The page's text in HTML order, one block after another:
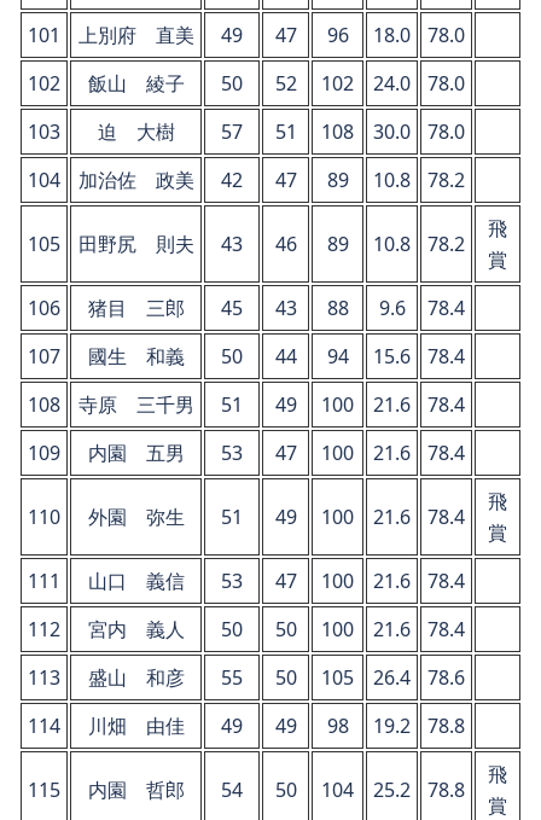
101
上別府 直美 49 47 96 18.0
78.0
102
飯山 綾子 50 52 102 24.0
78.0
103
迫 大樹 57 51 108 30.0
78.0
104
加治佐 政美 42 47 89 10.8 78.2
105 田野尻 則夫 43 46 89 10.8 78.2
飛
賞
106
猪目 三郎 45 43 88 9.6
78.4
107
國生 和義 50 44 94 15.6
78.4
108
寺原 三千男 51 49 100 21.6
78.4
109
内園 五男 53 47 100 21.6 78.4
110 外園 弥生 51 49 100 21.6 78.4
飛
賞
111
山口 義信 53 47 100 21.6
78.4
112
宮内 義人 50 50 100 21.6
78.4
113
盛山 和彦 55 50 105 26.4
78.6
114
川畑 由佳 49 49 98 19.2 78.8
115 内園 哲郎 54 50 104 25.2 78.8
飛
賞